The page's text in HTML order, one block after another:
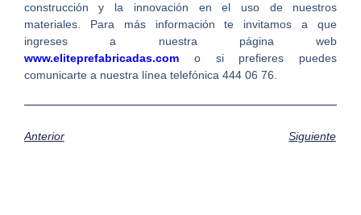
construcción y la innovación en el uso de nuestros
materiales. Para más información te invitamos a que
ingreses a nuestra página web
www.eliteprefabricadas.como si prefieres puedes
comunicarte a nuestra línea telefónica 444 06 76.
Anterior Siguiente